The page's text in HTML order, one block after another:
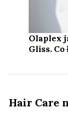
Olaplex
Gliss.
Hair Care